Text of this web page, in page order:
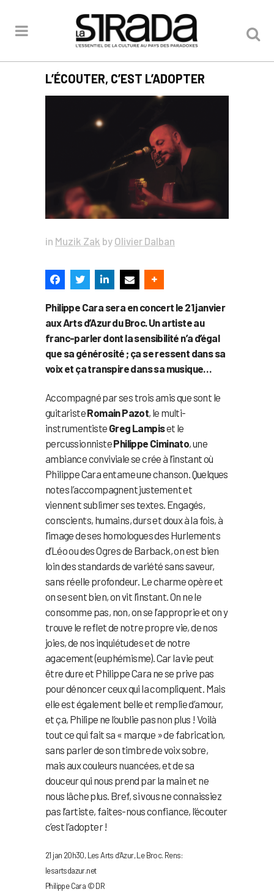
L’ÉCOUTER, C’EST L’ADOPTER
in Muzik Zak by Olivier Dalban
Philippe Cara sera en concert le 21 janvier
aux Arts d’Azur du Broc. Un artiste au
franc-parler dont la sensibilité n’a d’égal
que sa générosité ; ça se ressent dans sa
voix et ça transpire dans sa musique…
Accompagné par ses trois amis que sont le
guitaristeRomain Pazot, le multi-
instrumentiste Greg Lampiset le
percussionnistePhilippe Ciminato, une
ambiance conviviale se crée à l’instant où
Philippe Cara entame une chanson. Quelques
notes l’accompagnent justement et
viennent sublimer ses textes. Engagés,
conscients, humains, durs et doux à la fois, à
l’image de ses homologues des Hurlements
d’Léo ou des Ogres de Barback, on est bien
loin des standards de variété sans saveur,
sans réelle profondeur. Le charme opère et
on se sent bien, on vit l’instant. On ne le
consomme pas, non, on se l’approprie et on y
trouve le reflet de notre propre vie, de nos
joies, de nos inquiétudes et de notre
agacement (euphémisme). Car la vie peut
être dure et Philippe Cara ne se prive pas
pour dénoncer ceux qui la compliquent. Mais
elle est également belle et remplie d’amour,
et ça, Philipe ne l’oublie pas non plus ! Voilà
tout ce qui fait sa « marque » de fabrication,
sans parler de son timbre de voix sobre,
mais aux couleurs nuancées, et de sa
douceur qui nous prend par la main et ne
nous lâche plus. Bref, si vous ne connaissiez
pas l’artiste, faites-nous confiance, l’écouter
c’est l’adopter !
21 jan 20h30, Les Arts d’Azur, Le Broc. Rens:
lesartsdazur.net
Philippe Cara © DR